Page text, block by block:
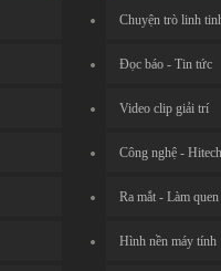
Chuyện trò linh
Đọc báo - Tin tức
Video clip giải trí
Công nghệ - Hitech
Ra mắt - Làm quen
Hình nền máy tính